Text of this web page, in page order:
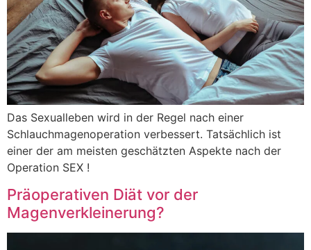
Das Sexualleben wird in der Regel nach einer
Schlauchmagenoperation verbessert. Tatsächlich ist
einer der am meisten geschätzten Aspekte nach der
Operation SEX !
Präoperativen Diät vor der
Magenverkleinerung?